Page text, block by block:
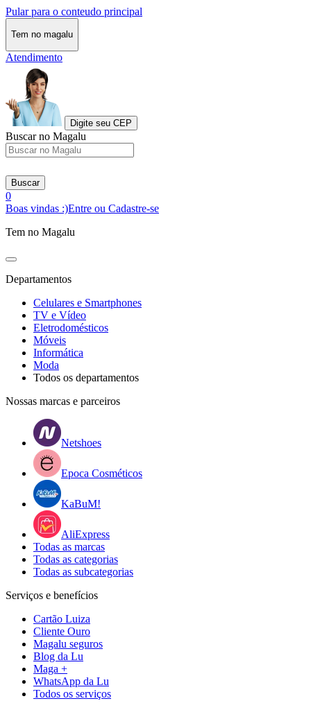
Pular para o conteudo principal
Tem no magalu
Atendimento
Digite seu CEP
Buscar no Magalu
Buscar
0
Boas vindas :)Entre ou Cadastre-se
Tem no Magalu
Departamentos
Celulares e Smartphones
TV e Vídeo
Eletrodomésticos
Móveis
Informática
Moda
Todos os departamentos
Nossas marcas e parceiros
Netshoes
Epoca Cosméticos
KaBuM!
AliExpress
Todas as marcas
Todas as categorias
Todas as subcategorias
Serviços e benefícios
Cartão Luiza
Cliente Ouro
Magalu seguros
Blog da Lu
Maga +
WhatsApp da Lu
Todos os serviços